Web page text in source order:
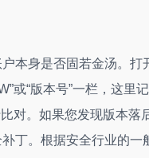
本身是否固若金汤。打
或“版本号”一栏，这里
对。如果您发现版本落
丁。根据安全行业的一